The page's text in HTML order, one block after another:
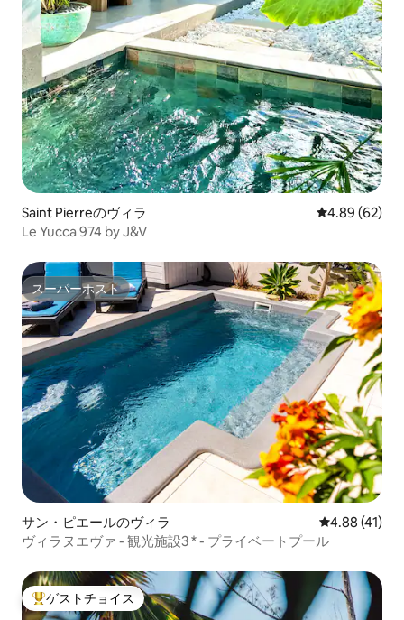
Saint Pierreのヴィラ レビュー62
4.89 (62)
Le Yucca 974 by J&V
スーパーホスト
スーパーホスト
サン・ピエールのヴィラ レビュー41
4.88 (41)
ヴィラヌエヴァ - 観光施設3 * - プライベートプール
大好評のゲストチョイスです。
ゲストチョイス